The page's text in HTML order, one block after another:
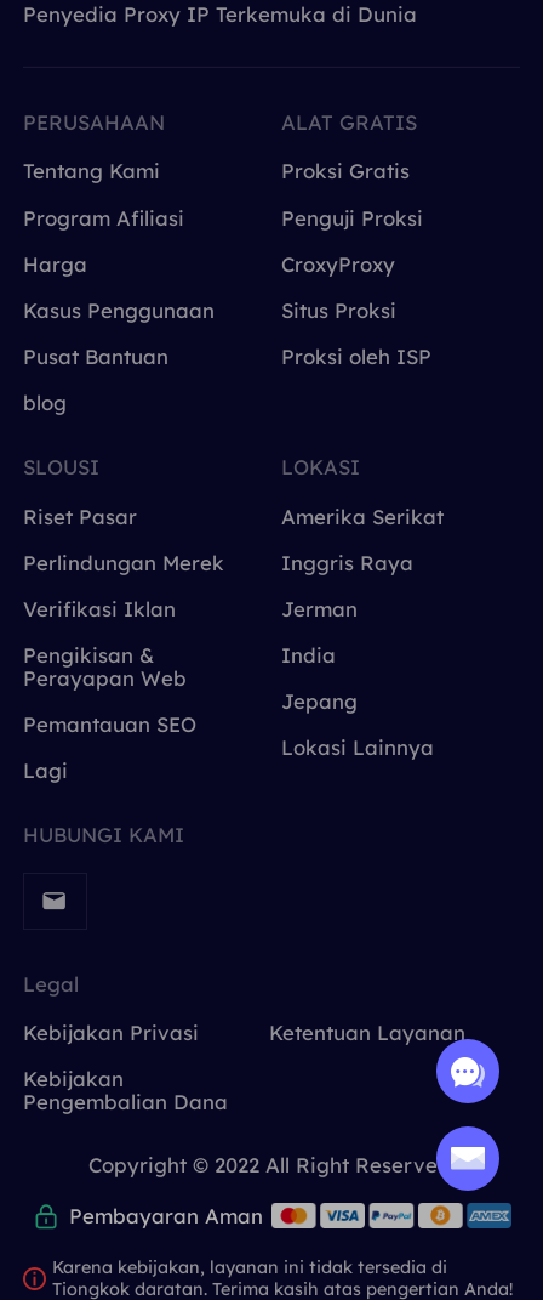
Penyedia Proxy IP Terkemuka di Dunia
PERUSAHAAN
Tentang Kami
Program Afiliasi
Harga
Kasus Penggunaan
Pusat Bantuan
blog
ALAT GRATIS
Proksi Gratis
Penguji Proksi
CroxyProxy
Situs Proksi
Proksi oleh ISP
SLOUSI
Riset Pasar
Perlindungan Merek
Verifikasi Iklan
Pengikisan &
Perayapan Web
Pemantauan SEO
Lagi
LOKASI
Amerika Serikat
Inggris Raya
Jerman
India
Jepang
Lokasi Lainnya
HUBUNGI KAMI
Legal
Kebijakan Privasi
Ketentuan Layanan
Kebijakan
Pengembalian Dana
Copyright © 2022 All Right Reserved.
Pembayaran Aman
Karena kebijakan, layanan ini tidak tersedia di
Tiongkok daratan. Terima kasih atas pengertian Anda!